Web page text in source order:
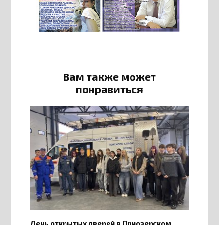
Вам также может
понравиться
День открытых дверей в Приозерском